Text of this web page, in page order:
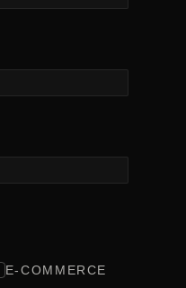
E-COMMERCE